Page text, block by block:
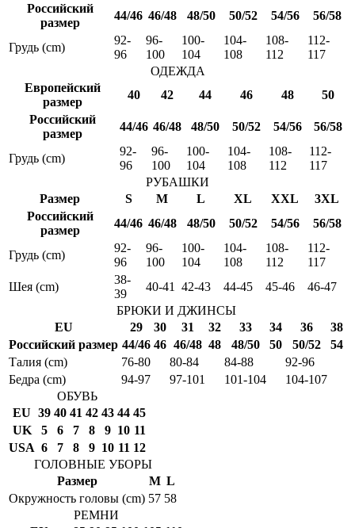
Российский
размер
44/46 46/48 48/50 50/52 54/56 56/58
Грудь (cm)
92-
96
96-
100
100-
104
104-
108
108-
112
112-
117
ОДЕЖДА
Европейский
размер
40 42 44 46 48
50
Российский
размер
44/46 46/48 48/50 50/52 54/56 56/58
Грудь (cm)
92-
96
96-
100
100-
104
104-
108
108-
112
112-
117
РУБАШКИ
Размер
S M L XL XXL
3XL
Российский
размер
44/46 46/48 48/50 50/52 54/56 56/58
Грудь (cm)
92-
96
96-
100
100-
104
104-
108
108-
112
112-
117
Шея (cm)
38-
39
40-41 42-43 44-45 45-46
46-47
БРЮКИ И ДЖИНСЫ
EU
29 30 31 32 33 34 36
38
Российский размер 44/46 46 46/48 48 48/50 50 50/52
54
Талия (cm)
76-80 80-84 84-88
92-96
Бедра (cm)
94-97 97-101 101-104
104-107
ОБУВЬ
EU 39 40 41 42 43 44 45
UK
5 6 7 8 9 10 11
USA 6 7 8 9 10 11 12
ГОЛОВНЫЕ УБОРЫ
Размер
M L
Окружность головы (cm) 57 58
РЕМНИ